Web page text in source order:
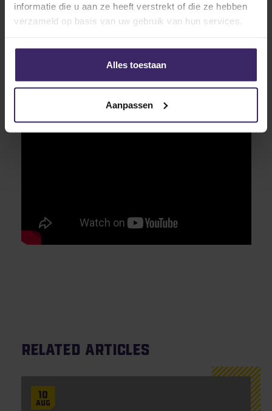
informatie die u aan ze heeft verstrekt of die ze hebben
verzameld op basis van uw gebruik van hun services.
Alles toestaan
Aanpassen
Related articles
10
Aug